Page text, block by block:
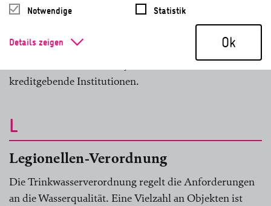
Im Finanzwesen die gemeinsame Mitfinanzierung einer
Investition oder eines Projekts durch mindestens zwei
kreditgebende Institutionen.
L
Legionellen-Verordnung
Die Trinkwasserverordnung regelt die Anforderungen
an die Wasserqualität. Eine Vielzahl an Objekten ist
Notwendige
Statistik
Details zeigen Ok